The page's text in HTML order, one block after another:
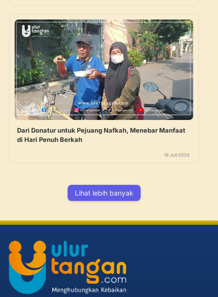
Dari Donatur untuk Pejuang Nafkah, Menebar Manfaat
di Hari Penuh Berkah
18 Juli 2026
Lihat lebih banyak